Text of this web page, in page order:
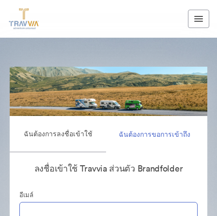
ฉันต้องการลงชื่อเข้าใช้ ฉันต้องการขอการเข้าถึง
ลงชื่อเข้าใช้ Travvia ส่วนตัว Brandfolder
อีเมล์